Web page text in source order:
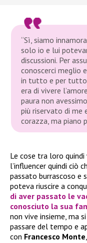
“Sì, siamo
solo io e lui
discussioni. Per
conoscerci meglio
in tutto e per tutto.
era di vivere
paura non
più riservato di
corazza, ma piano
Le cose tra loro quindi
l’influencer quindi ciò
passato burrascoso e
poteva riuscire a
di aver passato le
conosciuto la sua
non vive insieme, ma
passare del tempo e
con Francesco Monte